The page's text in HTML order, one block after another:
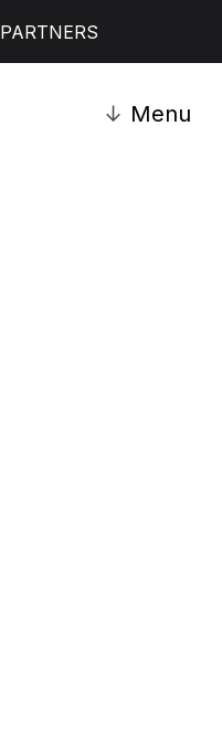
PARTNERS
↓ Menu